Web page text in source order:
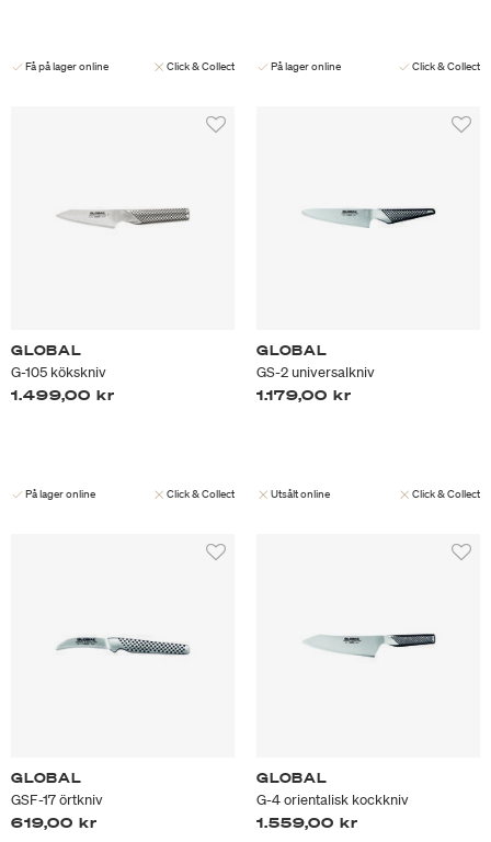
Få på lager online Click & Collect På lager online Click & Collect
GLOBAL
G-105 kökskniv
1.499,00 kr
På lager online Click & Collect
GLOBAL
GS-2 universalkniv
1.179,00 kr
Utsålt online Click & Collect
GLOBAL
GSF-17 örtkniv
619,00 kr
GLOBAL
G-4 orientalisk kockkniv
1.559,00 kr